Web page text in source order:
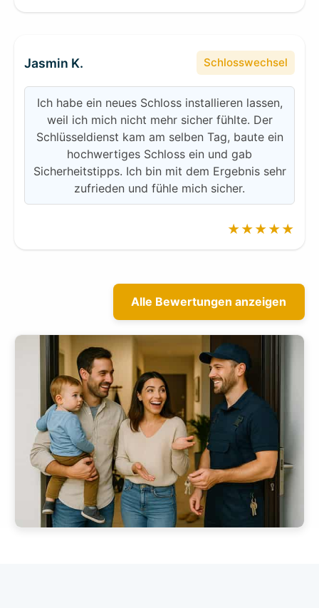
Jasmin K. Schlosswechsel
Ich habe ein neues Schloss installieren lassen,
weil ich mich nicht mehr sicher fühlte. Der
Schlüsseldienst kam am selben Tag, baute ein
hochwertiges Schloss ein und gab
Sicherheitstipps. Ich bin mit dem Ergebnis sehr
zufrieden und fühle mich sicher.
★★★★★
Alle Bewertungen anzeigen